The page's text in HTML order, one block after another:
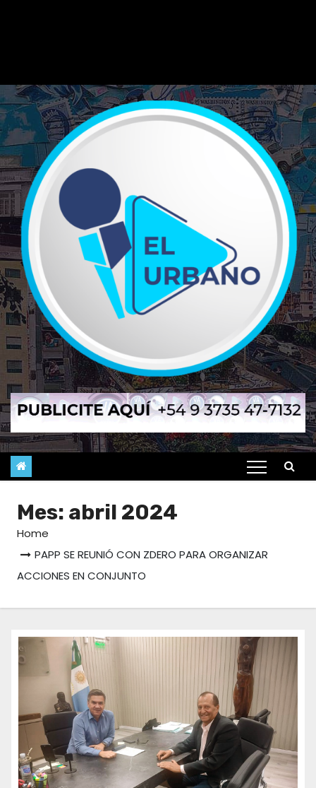
Mes: abril 2024
Home
PAPP SE REUNIÓ CON ZDERO PARA ORGANIZAR
ACCIONES EN CONJUNTO